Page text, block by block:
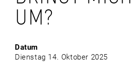
UM?
Datum
Dienstag 14. Oktober 2025